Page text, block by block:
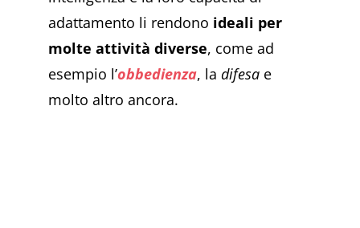
adattamento li rendono ideali per
molte attività diverse, come ad
esempio l’obbedienza, la difesa e
molto altro ancora.